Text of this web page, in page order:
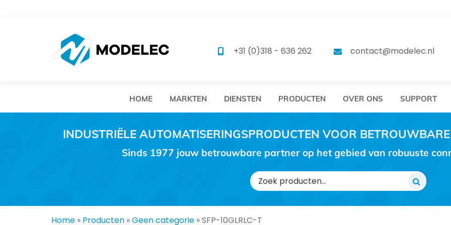
MODELEC MODELEC
+31 (0)318 - 636 262 contact@modelec.nl
HOME MARKTEN DIENSTEN PRODUCTEN OVER ONS SUPPORT
INDUSTRIËLE AUTOMATISERINGSPRODUCTEN VOOR
Sinds 1977 jouw betrouwbare partner op het gebied van robuuste
Zoeken
naar:
Home » Producten »Geen categorie »SFP-10GLRLC-T